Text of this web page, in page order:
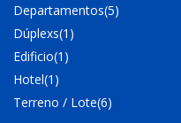
Departamentos(5)
Dúplexs(1)
Edificio(1)
Hotel(1)
Terreno / Lote(6)